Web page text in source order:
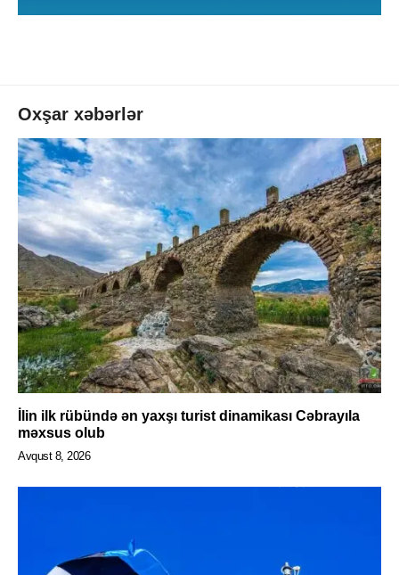
Oxşar xəbərlər
İlin ilk rübündə ən yaxşı turist dinamikası Cəbrayıla
məxsus olub
Avqust 8, 2026